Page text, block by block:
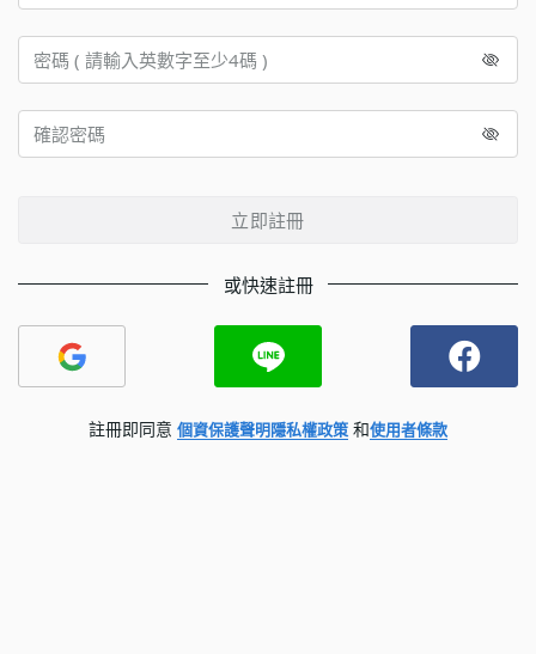
立即註冊
或快速註冊
註冊即同意 個資保護聲明隱私權政策 和使用者條款